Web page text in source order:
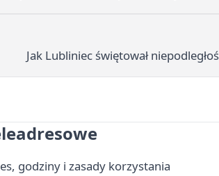
Jak Lubliniec świętował
godziny i zasady korzystania